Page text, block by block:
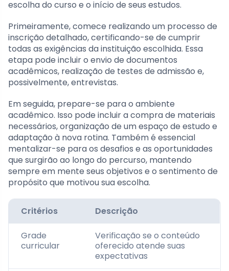
escolha do curso e o início de seus estudos.
Primeiramente, comece realizando um processo de
inscrição detalhado, certificando-se de cumprir
todas as exigências da instituição escolhida. Essa
etapa pode incluir o envio de documentos
acadêmicos, realização de testes de admissão e,
possivelmente, entrevistas.
Em seguida, prepare-se para o ambiente
acadêmico. Isso pode incluir a compra de materiais
necessários, organização de um espaço de estudo e
adaptação à nova rotina. Também é essencial
mentalizar-se para os desafios e as oportunidades
que surgirão ao longo do percurso, mantendo
sempre em mente seus objetivos e o sentimento de
propósito que motivou sua escolha.
Critérios Descrição
Grade
curricular
Verificação se o conteúdo
oferecido atende suas
expectativas